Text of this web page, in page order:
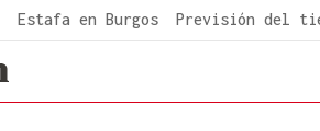
Estafa en Burgos Previsión del